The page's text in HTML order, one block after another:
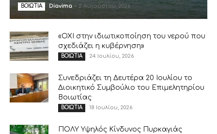
ΒΟΙΩΤΙΑ Diavima - 2 Αυγούστου, 2026
«ΟΧΙ στην ιδιωτικοποίηση του νερού που
σχεδιάζει η κυβέρνηση»
ΒΟΙΩΤΙΑ 24 Ιουλίου, 2026
Συνεδριάζει τη Δευτέρα 20 Ιουλίου το
Διοικητικό Συμβούλιο του Επιμελητηρίου
Βοιωτίας
ΒΟΙΩΤΙΑ 18 Ιουλίου, 2026
ΠΟΛΥ Υψηλός Κίνδυνος Πυρκαγιάς